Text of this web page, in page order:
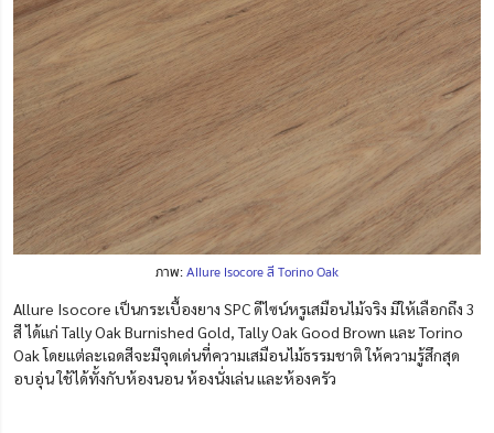
ภาพ:Allure Isocore สี Torino Oak
Allure Isocore เป็นกระเบื้องยาง SPC ดีไซน์หรูเสมือนไม้จริง มีให้เลือกถึง 3
สี ได้แก่ Tally Oak Burnished Gold, Tally Oak Good Brown และ Torino
Oak โดยแต่ละเฉดสีจะมีจุดเด่นที่ความเสมือนไม้ธรรมชาติ ให้ความรู้สึกสุด
อบอุ่น ใช้ได้ทั้งกับห้องนอน ห้องนั่งเล่น และห้องครัว